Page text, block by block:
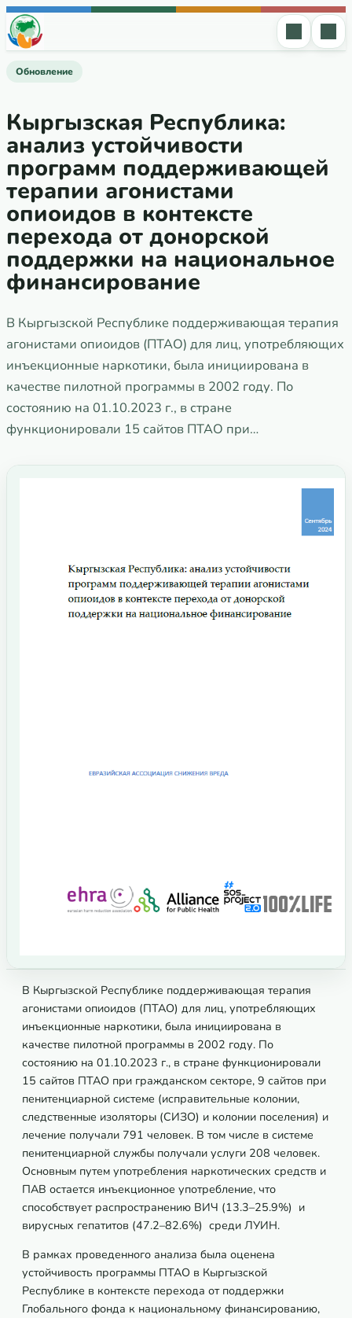
Перейти к содержимому
Обновление
Кыргызская Республика:
анализ устойчивости
программ поддерживающей
терапии агонистами
опиоидов в контексте
перехода от донорской
поддержки на национальное
финансирование
В Кыргызской Республике поддерживающая терапия
агонистами опиоидов (ПТАО) для лиц, употребляющих
инъекционные наркотики, была инициирована в
качестве пилотной программы в 2002 году. По
состоянию на 01.10.2023 г., в стране
функционировали 15 сайтов ПТАО при…
В Кыргызской Республике поддерживающая терапия
агонистами опиоидов (ПТАО) для лиц, употребляющих
инъекционные наркотики, была инициирована в
качестве пилотной программы в 2002 году. По
состоянию на 01.10.2023 г., в стране функционировали
15 сайтов ПТАО при гражданском секторе, 9 сайтов при
пенитенциарной системе (исправительные колонии,
следственные изоляторы (СИЗО) и колонии поселения) и
лечение получали 791 человек. В том числе в системе
пенитенциарной службы получали услуги 208 человек.
Основным путем употребления наркотических средств и
ПАВ остается инъекционное употребление, что
способствует распространению ВИЧ (13.3–25.9%) и
вирусных гепатитов (47.2–82.6%) среди ЛУИН.
В рамках проведенного анализа была оценена
устойчивость программы ПТАО в Кыргызской
Республике в контексте перехода от поддержки
Глобального фонда к национальному финансированию,